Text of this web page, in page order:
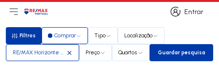
Entrar
Entrar
Abri menu principal
LogoIr para página inicial
Filtros
Filtros Comprar Tipo Localização
RE/MAX Horizonte Global Preço Quartos Guardar
Guardar pesquisa